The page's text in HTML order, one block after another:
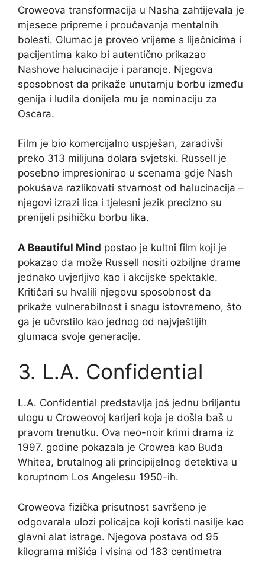
Croweova transformacija u Nasha zahtijevala je
mjesece pripreme i proučavanja mentalnih
bolesti. Glumac je proveo vrijeme s liječnicima i
pacijentima kako bi autentično prikazao
Nashove halucinacije i paranoje. Njegova
sposobnost da prikaže unutarnju borbu između
genija i ludila donijela mu je nominaciju za
Oscara.
Film je bio komercijalno uspješan, zaradivši
preko 313 milijuna dolara svjetski. Russell je
posebno impresionirao u scenama gdje Nash
pokušava razlikovati stvarnost od halucinacija –
njegovi izrazi lica i tjelesni jezik precizno su
prenijeli psihičku borbu lika.
A Beautiful Mind postao je kultni film koji je
pokazao da može Russell nositi ozbiljne drame
jednako uvjerljivo kao i akcijske spektakle.
Kritičari su hvalili njegovu sposobnost da
prikaže vulnerabilnost i snagu istovremeno, što
ga je učvrstilo kao jednog od najvještijih
glumaca svoje generacije.
3. L.A. Confidential
L.A. Confidential predstavlja još jednu briljantu
ulogu u Croweovoj karijeri koja je došla baš u
pravom trenutku. Ova neo-noir krimi drama iz
1997. godine pokazala je Crowea kao Buda
Whitea, brutalnog ali principijelnog detektiva u
koruptnom Los Angelesu 1950-ih.
Croweova fizička prisutnost savršeno je
odgovarala ulozi policajca koji koristi nasilje kao
glavni alat istrage. Njegova postava od 95
kilograma mišića i visina od 183 centimetra